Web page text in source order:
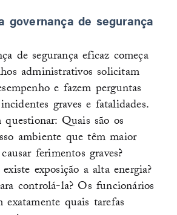
governança de segurança
de segurança eficaz começa
administrativos solicitam
e fazem perguntas
graves e fatalidades.
Quais são os
ambiente que têm maior
ferimentos graves?
exposição a alta energia?
controlá-la? Os funcionários
exatamente quais tarefas